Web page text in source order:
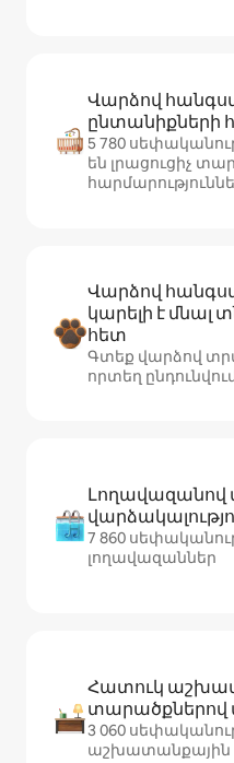
Վարձով
ընտանիքների
5 780
են լրացուցիչ
Վարձով
կարելի է մնալ
հետ
Գտեք վարձով
որտեղ
Լողավազանով
7 860
լողավազաններ
Հատուկ
տարածքներով
3 060